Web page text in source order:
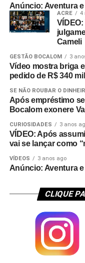
Anúncio: Aventura
ACRE 4
Cameli
GESTÃO BOCALOM 3
Vídeo mostra briga
pedido de R$ 340
SE NÃO ROUBAR O
Após empréstimo
Bocalom exonere
CURIOSIDADES 3 anos
VÍDEO: Após
vai se lançar como
VÍDEOS 3 anos ago
Anúncio: Aventura
CLIQUE